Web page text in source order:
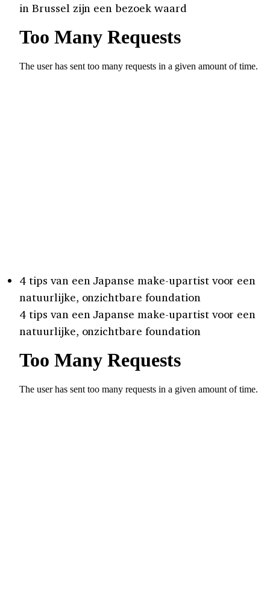
in Brussel zijn een bezoek waard
4 tips van een Japanse make-upartist voor een
natuurlijke, onzichtbare foundation
4 tips van een Japanse make-upartist voor een
natuurlijke, onzichtbare foundation